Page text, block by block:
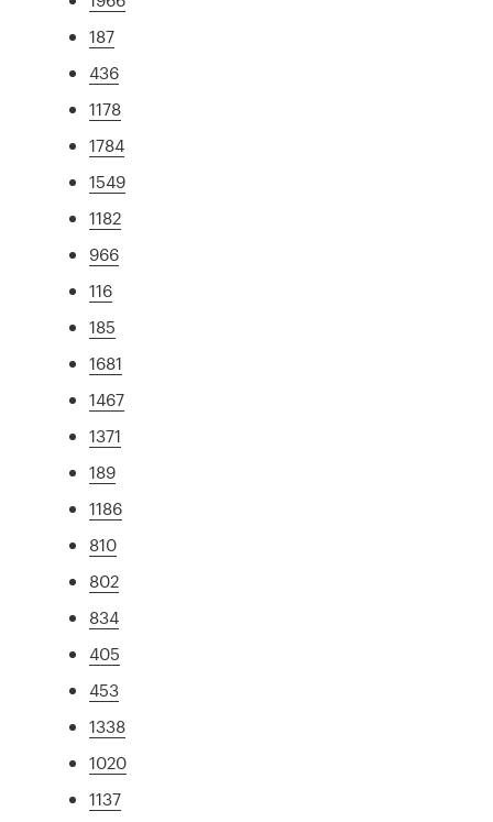
187
436
1178
1784
1549
1182
966
116
185
1681
1467
1371
189
1186
810
802
834
405
453
1338
1020
1137